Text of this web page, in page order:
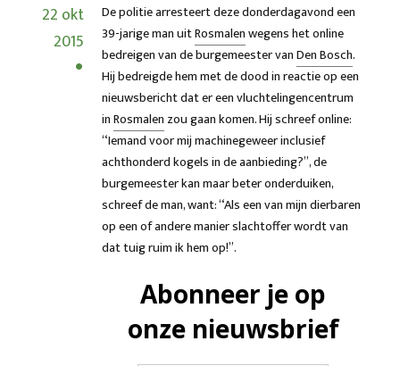
22 okt
2015
De politie arresteert deze donderdagavond een
39-jarige man uitRosmalenwegens het online
bedreigen van de burgemeester vanDen Bosch.
Hij bedreigde hem met de dood in reactie op een
nieuwsbericht dat er een vluchtelingencentrum
inRosmalen zou gaan komen. Hij schreef online:
“Iemand voor mij machinegeweer inclusief
achthonderd kogels in de aanbieding?”, de
burgemeester kan maar beter onderduiken,
schreef de man, want: “Als een van mijn dierbaren
op een of andere manier slachtoffer wordt van
dat tuig ruim ik hem op!”.